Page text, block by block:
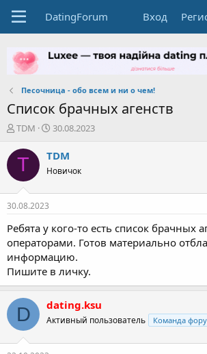
DatingForum Вход
Песочница - обо всем и ни о чем!
Список брачных агенств
А
в
т
о
р
е
м
ы
TDM
Д
а
т
н
а
а
30.08.2023
T Новичок
30.08.2023
Ребята у кого-то есть список брачных
операторами. Готов материально
информацию.
Пишите в личку.
D dating.ksu
Активный пользователь
22.10.2023